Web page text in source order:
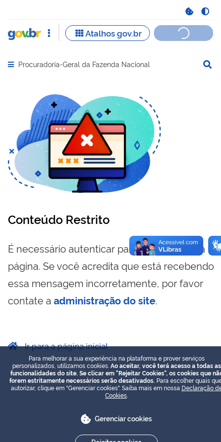
Abrir menu principal de navegação
Procuradoria-Geral da Fazenda Nacional
Conteúdo Restrito
É necessário autenticar para visualizar essa
página. Se você acredita que está recebendo
essa mensagem incorretamente, por favor
contate a administração do site.
Ir para a página inicial
Para melhorar a sua experiência na plataforma e prover serviços
personalizados, utilizamos cookies. Ao aceitar, você terá acesso a todas as
funcionalidades do site. Se clicar em "Rejeitar Cookies", os cookies que
forem estritamente necessários serão desativados. Para escolher quais
autorizar, clique em "Gerenciar cookies". Saiba mais em nossa Declaração
Cookies
Gerenciar cookies